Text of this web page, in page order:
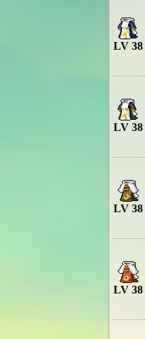
LV 38
LV 38
LV 38
LV 38